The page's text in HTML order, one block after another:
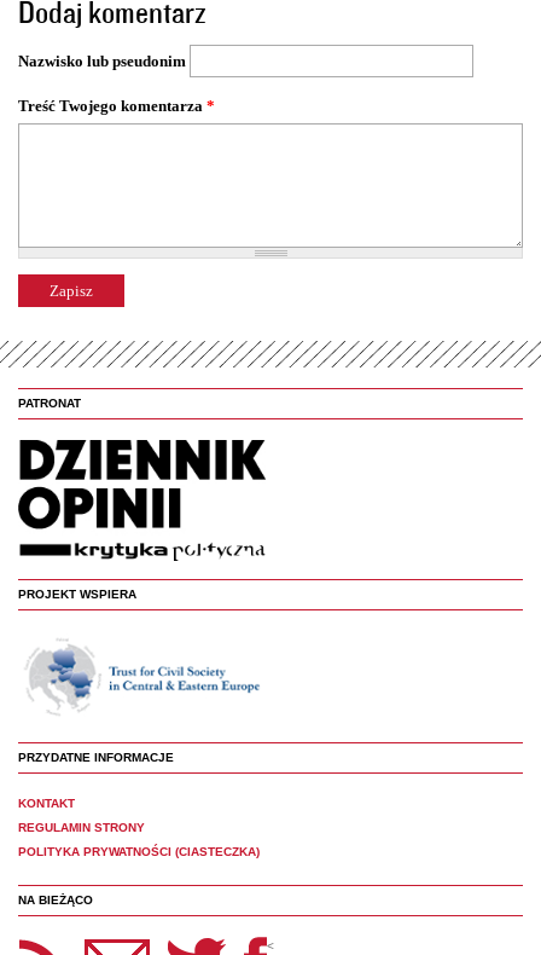
r
o
n
y
Dodaj komentarz
Nazwisko lub pseudonim
Treść Twojego komentarza *
PATRONAT
PROJEKT WSPIERA
PRZYDATNE INFORMACJE
KONTAKT
REGULAMIN STRONY
POLITYKA PRYWATNOŚCI (CIASTECZKA)
NA BIEŻĄCO
Panoptyka Facebook <